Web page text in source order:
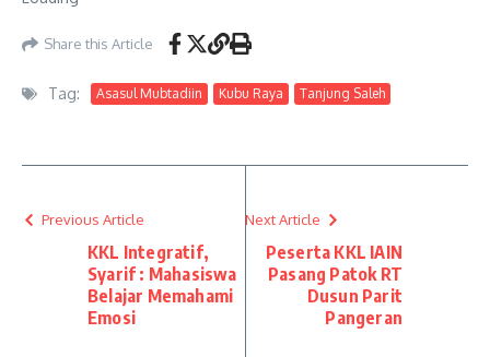
Share this Article
Tag: Asasul Mubtadiin Kubu Raya Tanjung Saleh
Previous Article
KKL Integratif,
Syarif : Mahasiswa
Belajar Memahami
Emosi
Next Article
Peserta KKL IAIN
Pasang Patok RT
Dusun Parit
Pangeran